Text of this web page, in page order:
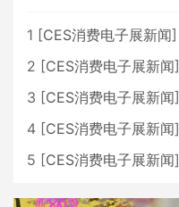
1 [CES消费电子展新闻]
2 [CES消费电子展新闻]
3 [CES消费电子展新闻]
4 [CES消费电子展新闻]
5 [CES消费电子展新闻]